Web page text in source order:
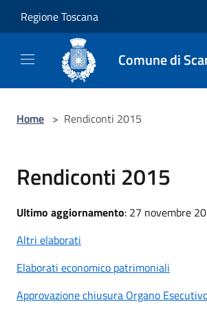
Regione Toscana
Comune di
Home > Rendiconti 2015
Rendiconti 2015
Ultimo aggiornamento: 27 novembre
Altri elaborati
Elaborati economico patrimoniali
Approvazione chiusura Organo